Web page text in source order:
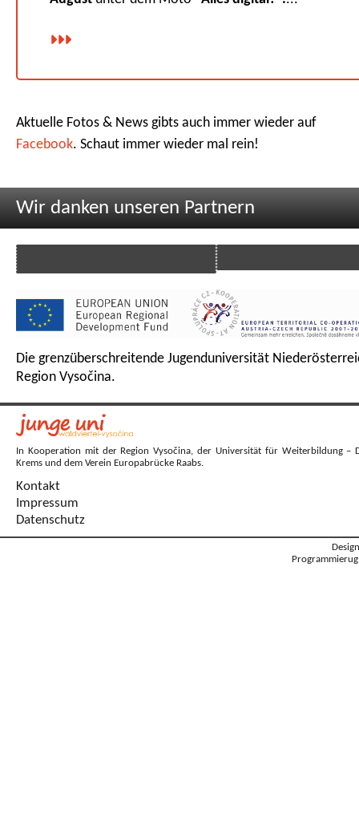
Aktuelle Fotos & News gibts auch immer wieder auf
Facebook. Schaut immer wieder mal rein!
Wir danken unseren Partnern
Die grenzüberschreitende Jugenduniversität
Region Vysočina.
In Kooperation mit der Region Vysočina, der Universität für Weiterbildung –
Krems und dem Verein Europabrücke Raabs.
Kontakt
Impressum
Datenschutz